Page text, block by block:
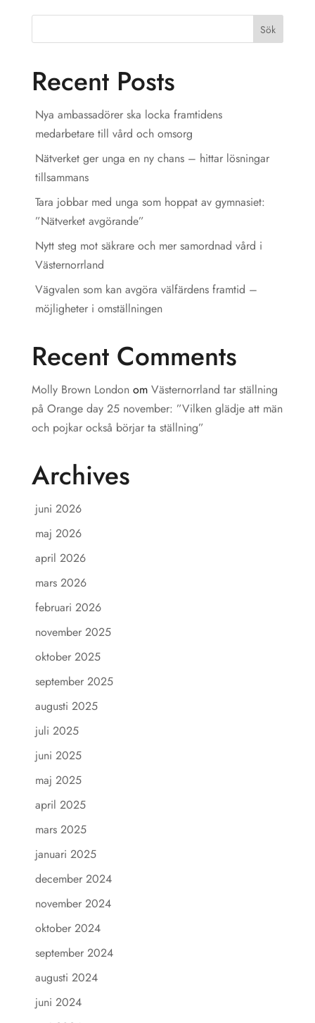
Sök
Recent Posts
Nya ambassadörer ska locka framtidens
medarbetare till vård och omsorg
Nätverket ger unga en ny chans – hittar lösningar
tillsammans
Tara jobbar med unga som hoppat av gymnasiet:
”Nätverket avgörande”
Nytt steg mot säkrare och mer samordnad vård i
Västernorrland
Vägvalen som kan avgöra välfärdens framtid –
möjligheter i omställningen
Recent Comments
Molly Brown Londonom Västernorrland tar ställning
på Orange day 25 november: ”Vilken glädje att män
och pojkar också börjar ta ställning”
Archives
juni 2026
maj 2026
april 2026
mars 2026
februari 2026
november 2025
oktober 2025
september 2025
augusti 2025
juli 2025
juni 2025
maj 2025
april 2025
mars 2025
januari 2025
december 2024
november 2024
oktober 2024
september 2024
augusti 2024
juni 2024